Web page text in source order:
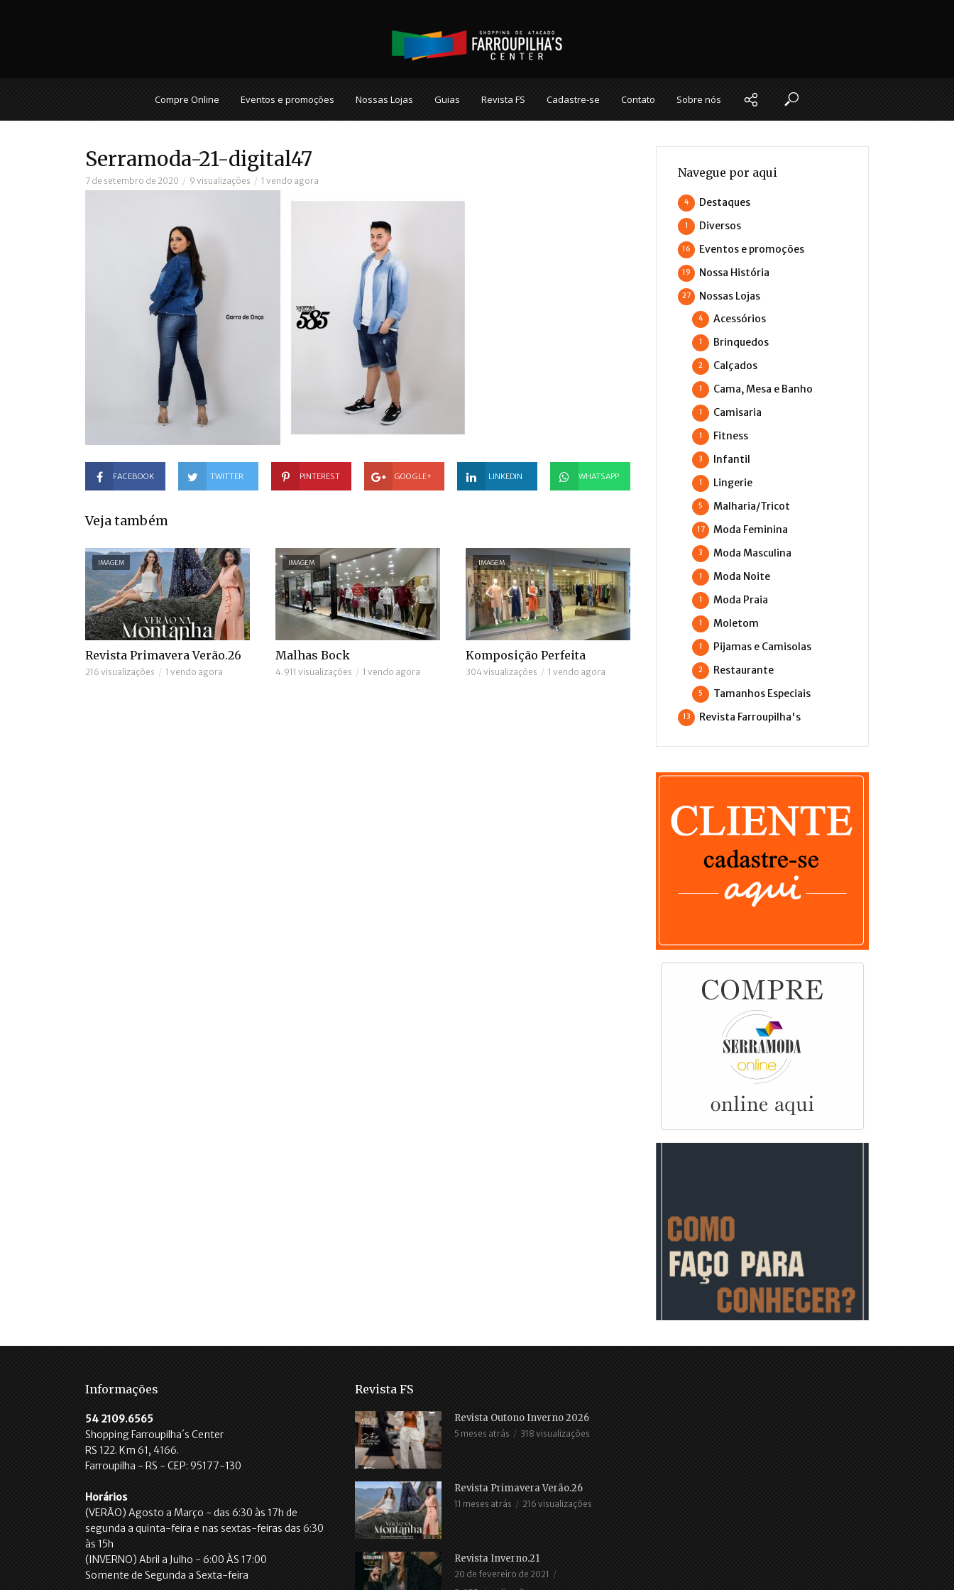
Compre Online Eventos e promoções Nossas Lojas Guias Revista FS Cadastre-se Contato Sobre nós
Serramoda-21-digital47
7 de setembro de 2020 9 visualizações 1 vendo agora
FACEBOOK TWITTER PINTEREST GOOGLE+ LINKEDIN WHATSAPP
Veja também
IMAGEM
Revista Primavera Verão.26
216 visualizações 1 vendo agora
IMAGEM
Malhas Bock
4.911 visualizações 1 vendo agora
IMAGEM
Komposição Perfeita
304 visualizações 1 vendo agora
Navegue por aqui
Destaques
4
Diversos
1
Eventos e promoções
16
Nossa História
19
Nossas Lojas
27
Acessórios
4
Brinquedos
1
Calçados
2
Cama, Mesa e Banho
1
Camisaria
1
Fitness
1
Infantil
3
Lingerie
1
Malharia/Tricot
5
Moda Feminina
17
Moda Masculina
3
Moda Noite
1
Moda Praia
1
Moletom
1
Pijamas e Camisolas
1
Restaurante
2
Tamanhos Especiais
5
Revista Farroupilha's
13
Informações
54 2109.6565
Shopping Farroupilha´s Center
RS 122. Km 61, 4166.
Farroupilha - RS - CEP: 95177-130
Horários
(VERÃO) Agosto a Março - das 6:30 às 17h de
segunda a quinta-feira e nas sextas-feiras das 6:30
às 15h
(INVERNO) Abril a Julho - 6:00 ÀS 17:00
Somente de Segunda a Sexta-feira
Revista FS
Revista Outono Inverno 2026
5 meses atrás 318 visualizações
Revista Primavera Verão.26
11 meses atrás 216 visualizações
Revista Inverno.21
20 de fevereiro de 2021